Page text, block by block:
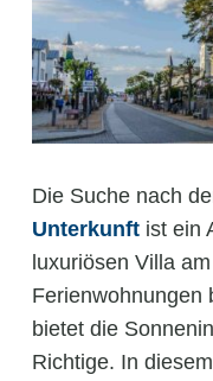
Die Suche nach
Unterkunft ist ein
luxuriösen Villa
Ferienwohnungen
bietet die
Richtige. In